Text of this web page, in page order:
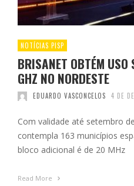
NOTÍCIAS PISP
BRISANET OBTÉM
GHZ NO NORDESTE
EDUARDO VASCONCELOS 4 DE
Com validade até setembro
contempla 163 municípios
bloco adicional é de 20 MHz
Read More